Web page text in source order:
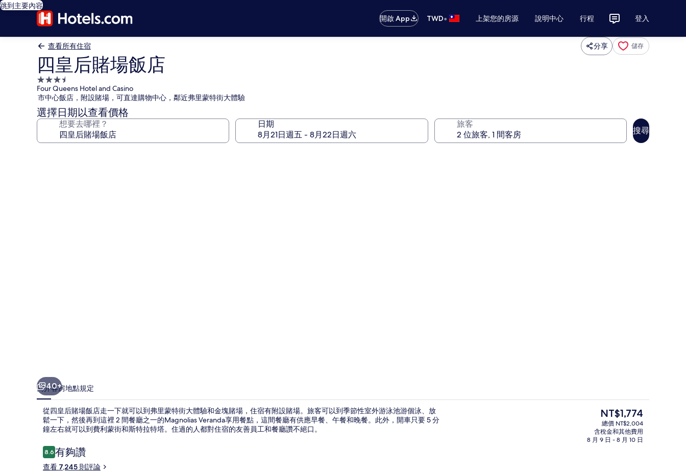
跳到主要內容
開啟 App
TWD• 上架您的房源 說明中心 行程 登入
查看所有住宿 分享 儲存
四皇后賭場飯店
3.5
星
級
住
宿
Four Queens Hotel and Casino
市中心飯店，附設賭場，可直達購物中心，鄰近弗里蒙特街大體驗
選擇日期以查看價格
想要去哪裡？ 日期 旅客
搜尋
4 間酒吧/酒廊、英式酒吧
40+
簡介客房地點規定
從四皇后賭場飯店走一下就可以到弗里蒙特街大體驗和金塊賭場，住宿有附設賭場。旅客可以到季節性室外游泳池游個泳、放
鬆一下，然後再到這裡 2 間餐廳之一的Magnolias Veranda享用餐點，這間餐廳有供應早餐、午餐和晚餐。此外，開車只要 5 分
鐘左右就可以到費利蒙街和斯特拉特塔。住過的人都對住宿的友善員工和餐廳讚不絕口。
評
論
8.68.6 分，滿分 10 分，
有夠讚
查看 7,245 則評論
目
前
的
價
NT$1,774
總價 NT$2,004
含稅金和其他費用
8 月 9 日 - 8 月 10 日